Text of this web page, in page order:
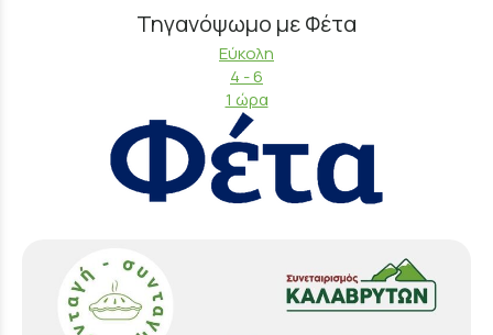
Τηγανόψωμο με Φέτα
Εύκολη
4 - 6
1 ώρα